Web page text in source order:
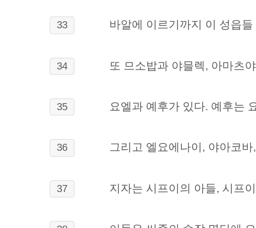
33 바알에 이르기까지 이 성읍
34 또 므소밥과 야믈렉, 아마츠
35 요엘과 예후가 있다. 예후는
36 그리고 엘요에나이, 야아코
37 지자는 시프이의 아들, 시프